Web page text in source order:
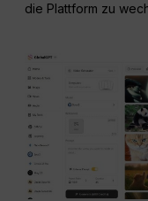
die Plattform zu